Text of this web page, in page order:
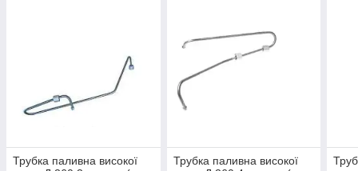
Трубка паливна високої
Трубка паливна високої